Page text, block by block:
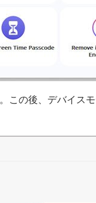
この後、デバイス